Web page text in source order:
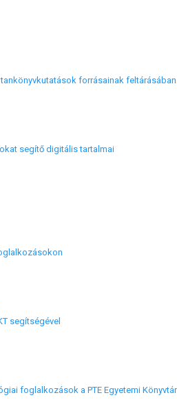
forrásainak feltárásában
segítő digitális tartalmai
segítségével
foglalkozások a PTE Egyetemi